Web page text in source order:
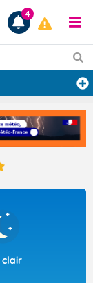
4
clair